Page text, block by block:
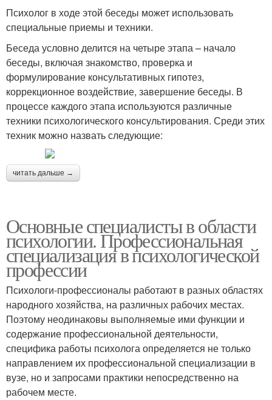
Психолог в ходе этой беседы может использовать
специальные приемы и техники.
Беседа условно делится на четыре этапа – начало
беседы, включая знакомство, проверка и
формулирование консультативных гипотез,
коррекционное воздействие, завершение беседы. В
процессе каждого этапа используются различные
техники психологического консультирования. Среди этих
техник можно назвать следующие:
читать дальше →
Основные специалисты в области
психологии. Профессиональная
специализация в психологической
профессии
Психологи-профессионалы работают в разных областях
народного хозяйства, на различных рабочих местах.
Поэтому неодинаковы выполняемые ими функции и
содержание профессиональной деятельности,
специфика работы психолога определяется не только
направлением их профессиональной специализации в
вузе, но и запросами практики непосредственно на
рабочем месте.